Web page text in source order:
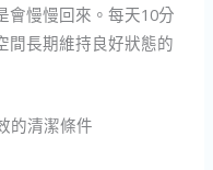
會慢慢回來。每天10分
間長期維持良好狀態的
的清潔條件